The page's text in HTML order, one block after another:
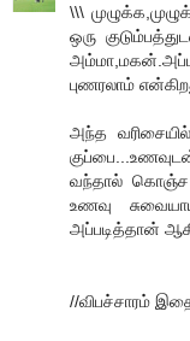
\\\
ஒரு
புணரலாம்
அந்த
வந்தால் கொஞ்ச
உணவு
அப்படித்தான்
//விபச்சாரம்